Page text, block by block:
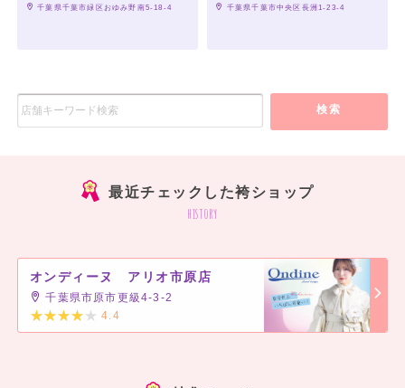
千葉県千葉市緑区おゆみ野南5-18-4 千葉県千葉市中央区長洲1-23-4
検索
最近チェックした袴ショップ
history
オンディーヌ アリオ市原店
千葉県市原市更級4-3-2
4.4